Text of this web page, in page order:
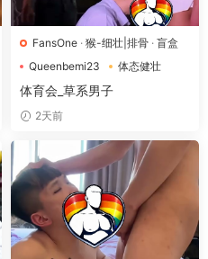
FansOne · 猴-细壮|排骨 · 盲盒
Queenbemi23
体态健壮
卧床场景
体育会_草系男子
2天前